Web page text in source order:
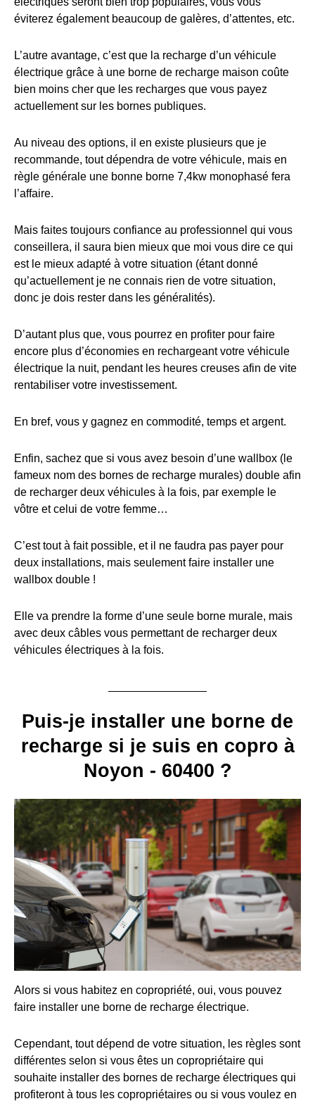
éviterez également beaucoup de galères, d’attentes, etc.
L’autre avantage, c’est que la recharge d’un véhicule
électrique grâce à une borne de recharge maison coûte
bien moins cher que les recharges que vous payez
actuellement sur les bornes publiques.
Au niveau des options, il en existe plusieurs que je
recommande, tout dépendra de votre véhicule, mais en
règle générale une bonne borne 7,4kw monophasé fera
l’affaire.
Mais faites toujours confiance au professionnel qui vous
conseillera, il saura bien mieux que moi vous dire ce qui
est le mieux adapté à votre situation (étant donné
qu’actuellement je ne connais rien de votre situation,
donc je dois rester dans les généralités).
D’autant plus que, vous pourrez en profiter pour faire
encore plus d’économies en rechargeant votre véhicule
électrique la nuit, pendant les heures creuses afin de vite
rentabiliser votre investissement.
En bref, vous y gagnez en commodité, temps et argent.
Enfin, sachez que si vous avez besoin d’une wallbox (le
fameux nom des bornes de recharge murales) double afin
de recharger deux véhicules à la fois, par exemple le
vôtre et celui de votre femme…
C’est tout à fait possible, et il ne faudra pas payer pour
deux installations, mais seulement faire installer une
wallbox double !
Elle va prendre la forme d’une seule borne murale, mais
avec deux câbles vous permettant de recharger deux
véhicules électriques à la fois.
Puis-je installer une borne de
recharge si je suis en copro à
Noyon - 60400 ?
Alors si vous habitez en copropriété, oui, vous pouvez
faire installer une borne de recharge électrique.
Cependant, tout dépend de votre situation, les règles sont
différentes selon si vous êtes un copropriétaire qui
souhaite installer des bornes de recharge électriques qui
profiteront à tous les copropriétaires ou si vous voulez en